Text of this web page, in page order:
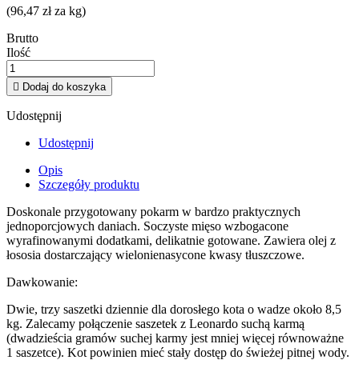
(96,47 zł za kg)
Brutto
Ilość
 Dodaj do koszyka
Udostępnij
Udostępnij
Opis
Szczegóły produktu
Doskonale przygotowany pokarm w bardzo praktycznych
jednoporcjowych daniach. Soczyste mięso wzbogacone
wyrafinowanymi dodatkami, delikatnie gotowane. Zawiera olej z
łososia dostarczający wielonienasycone kwasy tłuszczowe.
Dawkowanie:
Dwie, trzy saszetki dziennie dla dorosłego kota o wadze około 8,5
kg. Zalecamy połączenie saszetek z Leonardo suchą karmą
(dwadzieścia gramów suchej karmy jest mniej więcej równoważne
1 saszetce). Kot powinien mieć stały dostęp do świeżej pitnej wody.